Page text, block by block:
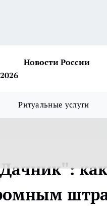
Новости России
Ритуальные услуги